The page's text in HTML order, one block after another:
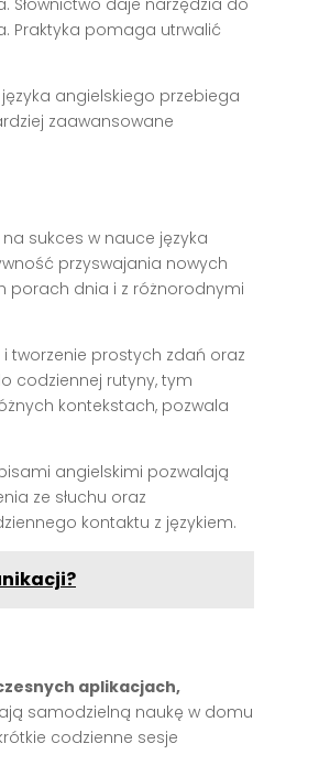
Słownictwo daje narzędzia do
Praktyka pomaga utrwalić
angielskiego przebiega
zaawansowane
sukces w nauce języka
przyswajania nowych
porach dnia i z różnorodnymi
tworzenie prostych zdań oraz
codziennej rutyny, tym
kontekstach, pozwala
angielskimi pozwalają
ze słuchu oraz
kontaktu z językiem.
aplikacjach,
samodzielną naukę w domu
codzienne sesje